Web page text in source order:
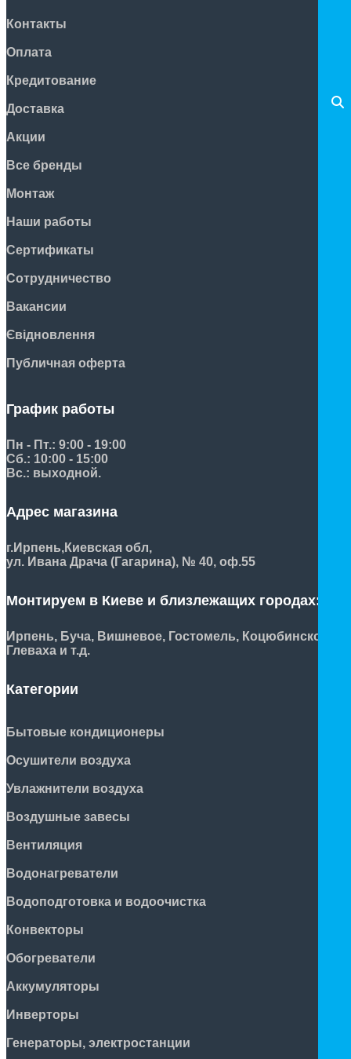
Контакты
Оплата
Кредитование
Доставка
Акции
Все бренды
Монтаж
Наши работы
Сертификаты
Сотрудничество
Вакансии
Євідновлення
Публичная оферта
График работы
Пн - Пт.: 9:00 - 19:00
Сб.: 10:00 - 15:00
Вс.: выходной.
Адрес магазина
г.Ирпень,Киевская обл,
ул. Ивана Драча (Гагарина), № 40, оф.55
Монтируем в Киеве и близлежащих городах:
Ирпень, Буча, Вишневое, Гостомель, Коцюбинское,
Глеваха и т.д.
Категории
Бытовые кондиционеры
Осушители воздуха
Увлажнители воздуха
Воздушные завесы
Вентиляция
Водонагреватели
Водоподготовка и водоочистка
Конвекторы
Обогреватели
Аккумуляторы
Инверторы
Генераторы, электростанции